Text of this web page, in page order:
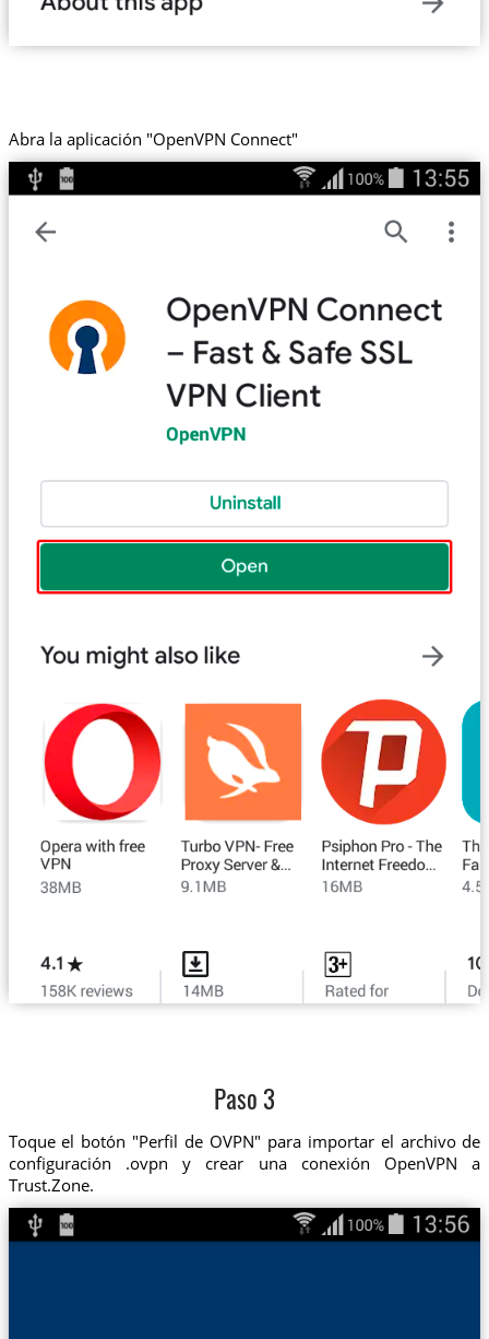
Abra la aplicación "OpenVPN Connect"
Paso 3
Toque el botón "Perfil de OVPN" para importar el archivo de
configuración .ovpn y crear una conexión OpenVPN a
Trust.Zone.